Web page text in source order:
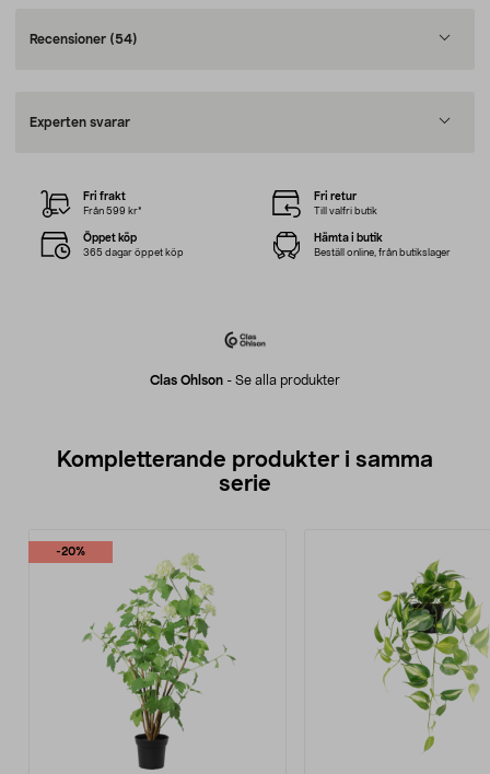
Recensioner (54)
Experten svarar
Clas Ohlson - Se alla produkter
Fri frakt
Från 599 kr*
Fri retur
Till valfri butik
Öppet köp
365 dagar öppet köp
Hämta i butik
Beställ online, från butikslager
Kompletterande produkter i samma
serie
-20%